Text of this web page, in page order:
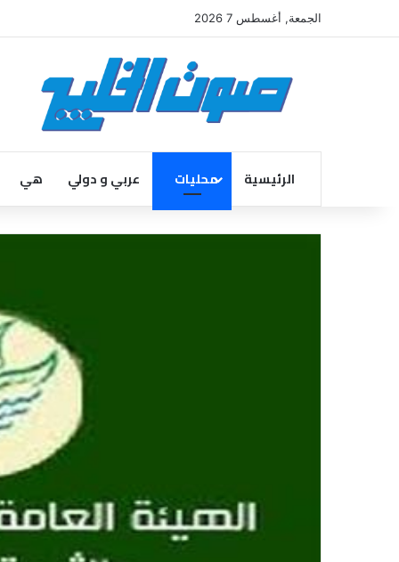
الجمعة, أغسطس 7 2026
الرئيسية محليات عربي و دولي هي